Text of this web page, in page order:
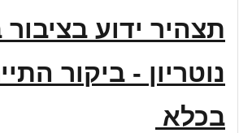
תצהיר ידוע בציבור
נוטריון - ביקור
בכלא